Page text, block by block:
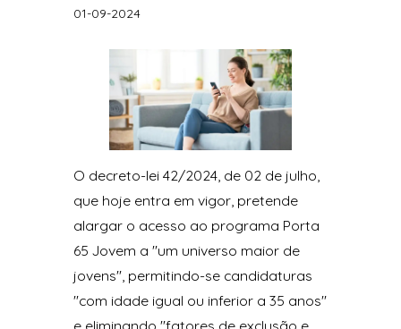
01-09-2024
O decreto-lei 42/2024, de 02 de julho,
que hoje entra em vigor, pretende
alargar o acesso ao programa Porta
65 Jovem a "um universo maior de
jovens", permitindo-se candidaturas
"com idade igual ou inferior a 35 anos"
e eliminando "fatores de exclusão e